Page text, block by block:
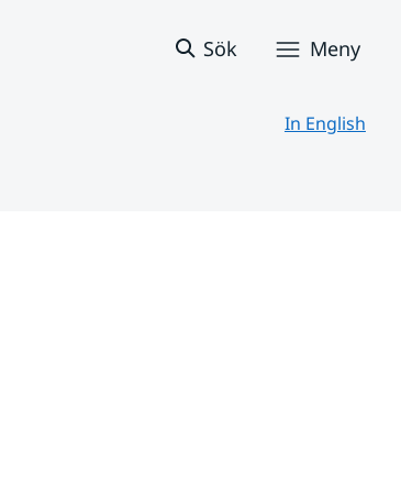
Sök Meny
In English